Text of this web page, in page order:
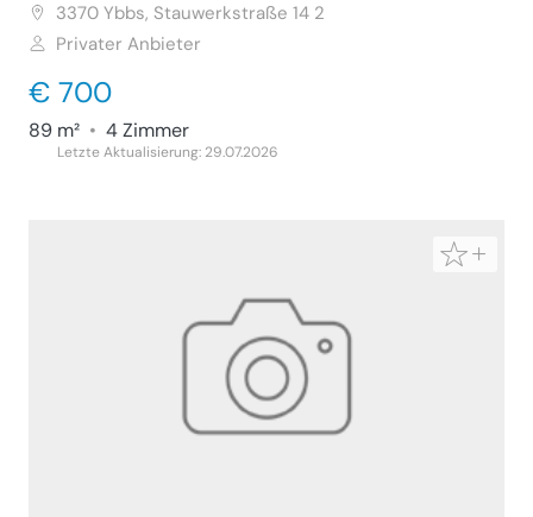
3370 Ybbs, Stauwerkstraße 14 2
Privater Anbieter
€ 700
89 m² • 4 Zimmer
Letzte Aktualisierung: 29.07.2026